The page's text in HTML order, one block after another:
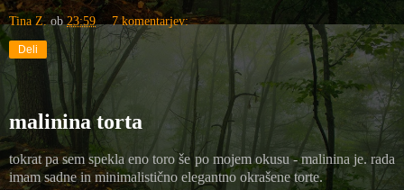
Tina Z. ob23:59 7 komentarjev:
Deli
malinina torta
tokrat pa sem spekla eno toro še po mojem okusu - malinina je. rada
imam sadne in minimalistično elegantno okrašene torte.